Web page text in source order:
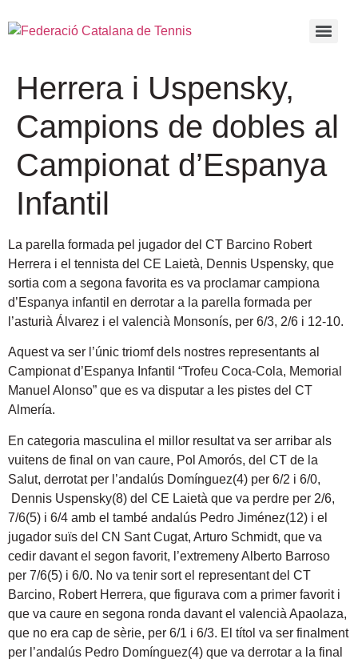
Herrera i Uspensky,
Campions de dobles al
Campionat d’Espanya
Infantil
La parella formada pel jugador del CT Barcino Robert
Herrera i el tennista del CE Laietà, Dennis Uspensky, que
sortia com a segona favorita es va proclamar campiona
d’Espanya infantil en derrotar a la parella formada per
l’asturià Álvarez i el valencià Monsonís, per 6/3, 2/6 i 12-10.
Aquest va ser l’únic triomf dels nostres representants al
Campionat d’Espanya Infantil “Trofeu Coca-Cola, Memorial
Manuel Alonso” que es va disputar a les pistes del CT
Almería.
En categoria masculina el millor resultat va ser arribar als
vuitens de final on van caure, Pol Amorós, del CT de la
Salut, derrotat per l’andalús Domínguez(4) per 6/2 i 6/0,
Dennis Uspensky(8) del CE Laietà que va perdre per 2/6,
7/6(5) i 6/4 amb el també andalús Pedro Jiménez(12) i el
jugador suïs del CN Sant Cugat, Arturo Schmidt, que va
cedir davant el segon favorit, l’extremeny Alberto Barroso
per 7/6(5) i 6/0. No va tenir sort el representant del CT
Barcino, Robert Herrera, que figurava com a primer favorit i
que va caure en segona ronda davant el valencià Apaolaza,
que no era cap de sèrie, per 6/1 i 6/3. El títol va ser finalment
per l’andalús Pedro Domínguez(4) que va derrotar a la final